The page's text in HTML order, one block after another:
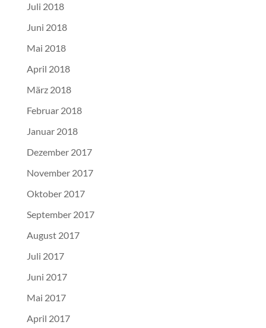
Juli 2018
Juni 2018
Mai 2018
April 2018
März 2018
Februar 2018
Januar 2018
Dezember 2017
November 2017
Oktober 2017
September 2017
August 2017
Juli 2017
Juni 2017
Mai 2017
April 2017